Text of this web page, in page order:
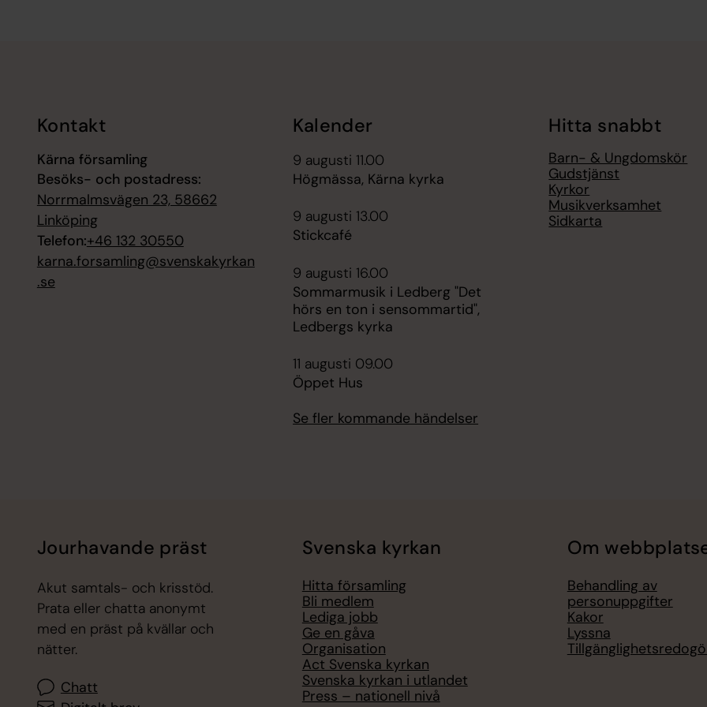
Kontakt
Kärna församling
Besöks- och postadress:
Norrmalmsvägen 23, 58662
Linköping
Telefon:+46 132 30550
karna.forsamling@svenskakyrkan
.se
Kalender
9 augusti 11.00
Högmässa, Kärna kyrka
9 augusti 13.00
Stickcafé
9 augusti 16.00
Sommarmusik i Ledberg "Det
hörs en ton i sensommartid",
Ledbergs kyrka
11 augusti 09.00
Öppet Hus
Se fler kommande händelser
Hitta snabbt
Barn- & Ungdomskör
Gudstjänst
Kyrkor
Musikverksamhet
Sidkarta
Jourhavande präst
Akut samtals- och krisstöd.
Prata eller chatta anonymt
med en präst på kvällar och
nätter.
Chatt
Svenska kyrkan
Hitta församling
Bli medlem
Lediga jobb
Ge en gåva
Organisation
Act Svenska kyrkan
Svenska kyrkan i utlandet
Press – nationell nivå
Om
Behandling av
personuppgifter
Kakor
Lyssna